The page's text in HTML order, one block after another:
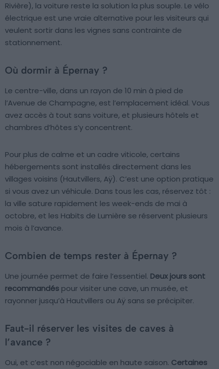
Rivière), la voiture reste la solution la plus souple. Le vélo
électrique est une vraie alternative pour les visiteurs qui
veulent sortir dans les vignes sans contrainte de
stationnement.
Où dormir à Épernay ?
Le centre-ville, dans un rayon de 10 min à pied de
l’Avenue de Champagne, est l’emplacement idéal. Vous
avez accès à tout sans voiture, et plusieurs hôtels et
chambres d’hôtes s’y concentrent.
Pour plus de calme et un cadre viticole, certains
hébergements sont installés directement dans les
villages voisins (Hautvillers, Aÿ). C’est une option pratique
si vous avez un véhicule. Dans tous les cas, réservez tôt :
la ville sature rapidement les week-ends de mai à
octobre, et les Habits de Lumière se réservent plusieurs
mois à l’avance.
Combien de temps rester à Épernay ?
Une journée permet de faire l’essentiel. Deux jours sont
recommandés pour visiter une cave, un musée, et
rayonner jusqu’à Hautvillers ou Aÿ sans se précipiter.
Faut-il réserver les visites de caves à
l’avance ?
Oui, et c’est non négociable en haute saison. Certaines